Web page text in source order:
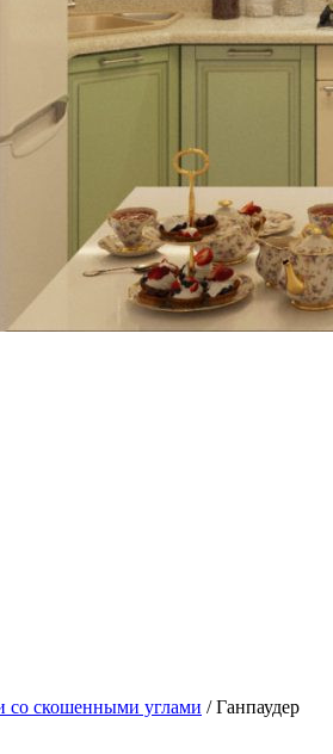
со скошенными углами / Ганпаудер